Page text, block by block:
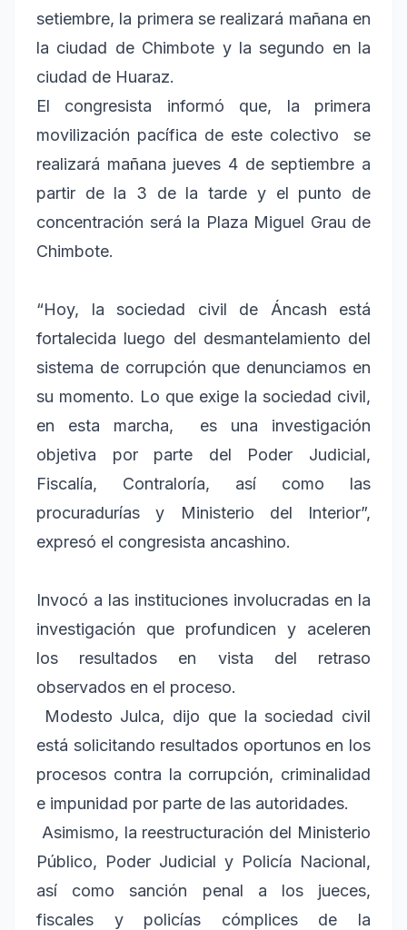
setiembre, la primera se realizará mañana en
la ciudad de Chimbote y la segundo en la
ciudad de Huaraz.
El congresista informó que, la primera
movilización pacífica de este colectivo se
realizará mañana jueves 4 de septiembre a
partir de la 3 de la tarde y el punto de
concentración será la Plaza Miguel Grau de
Chimbote.
“Hoy, la sociedad civil de Áncash está
fortalecida luego del desmantelamiento del
sistema de corrupción que denunciamos en
su momento. Lo que exige la sociedad civil,
en esta marcha, es una investigación
objetiva por parte del Poder Judicial,
Fiscalía, Contraloría, así como las
procuradurías y Ministerio del Interior”,
expresó el congresista ancashino.
Invocó a las instituciones involucradas en la
investigación que profundicen y aceleren
los resultados en vista del retraso
observados en el proceso.
Modesto Julca, dijo que la sociedad civil
está solicitando resultados oportunos en los
procesos contra la corrupción, criminalidad
e impunidad por parte de las autoridades.
Asimismo, la reestructuración del Ministerio
Público, Poder Judicial y Policía Nacional,
así como sanción penal a los jueces,
fiscales y policías cómplices de la